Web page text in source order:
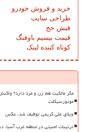
خرید و فروش خودرو
طراحی سایت
فیش حج
قیمت بیسیم باوفنگ
کوتاه کننده لینک
مگر مالکیت هم زن و مرد دارد؟
موتورسیکلت
ویلای علی کریمی توقیف شد، عکس
ترتیبات امنیتی در منطقه غرب آسیا،